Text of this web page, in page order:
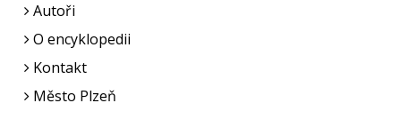
Autoři
O encyklopedii
Kontakt
Město Plzeň